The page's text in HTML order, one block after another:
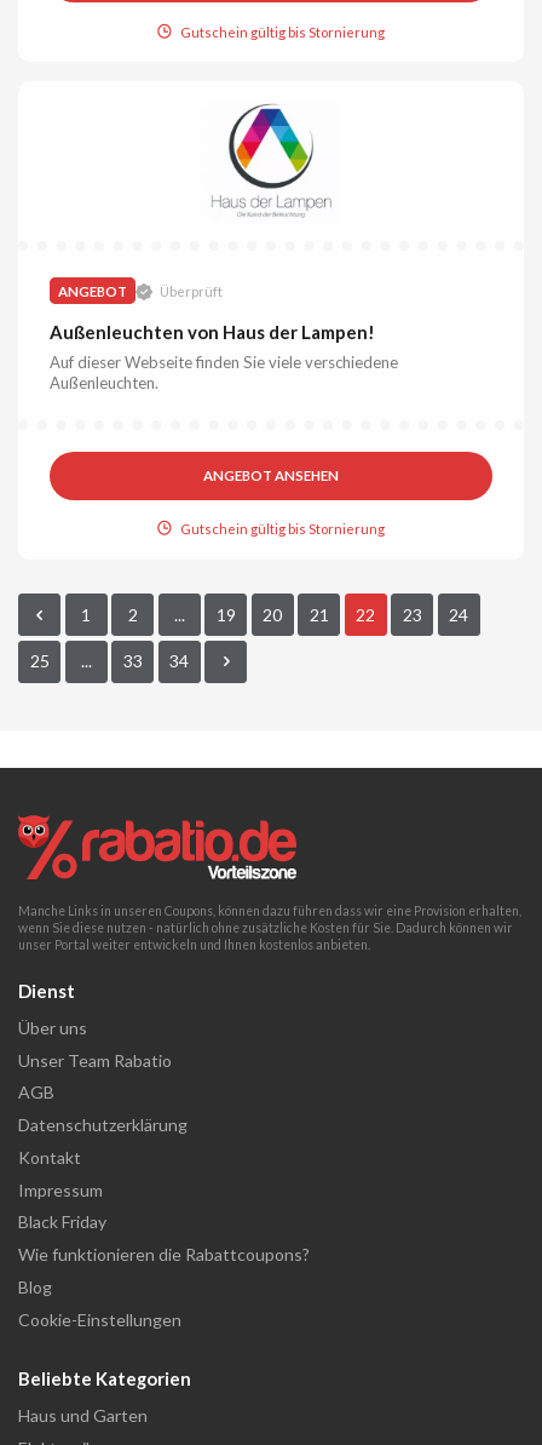
Gutschein gültig bis Stornierung
ANGEBOT Überprüft
Außenleuchten von Haus der Lampen!
Auf dieser Webseite finden Sie viele verschiedene
Außenleuchten.
ANGEBOT ANSEHEN
Gutschein gültig bis Stornierung
1 2 ... 19 20 21 22 23 24
25 ... 33 34
Manche Links in unseren Coupons, können dazu führen dass wir eine Provision erhalten,
wenn Sie diese nutzen - natürlich ohne zusätzliche Kosten für Sie. Dadurch können wir
unser Portal weiter entwickeln und Ihnen kostenlos anbieten.
Dienst
Über uns
Unser Team Rabatio
AGB
Datenschutzerklärung
Kontakt
Impressum
Black Friday
Wie funktionieren die Rabattcoupons?
Blog
Cookie-Einstellungen
Beliebte Kategorien
Haus und Garten